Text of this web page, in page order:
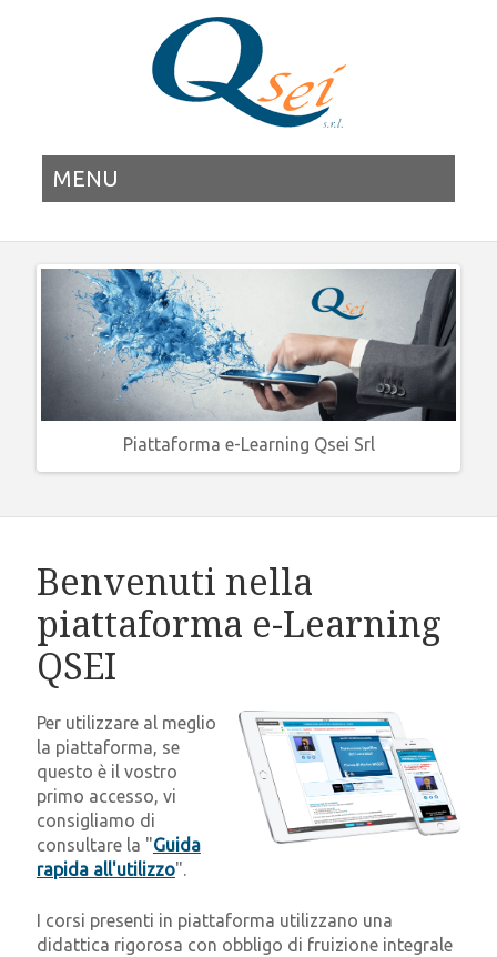
MENU
Piattaforma e-Learning Qsei Srl
Benvenuti nella
piattaforma e-Learning
QSEI
Per utilizzare al meglio
la piattaforma, se
questo è il vostro
primo accesso, vi
consigliamo di
consultare la "Guida
rapida all'utilizzo".
I corsi presenti in piattaforma utilizzano una
didattica rigorosa con obbligo di fruizione integrale